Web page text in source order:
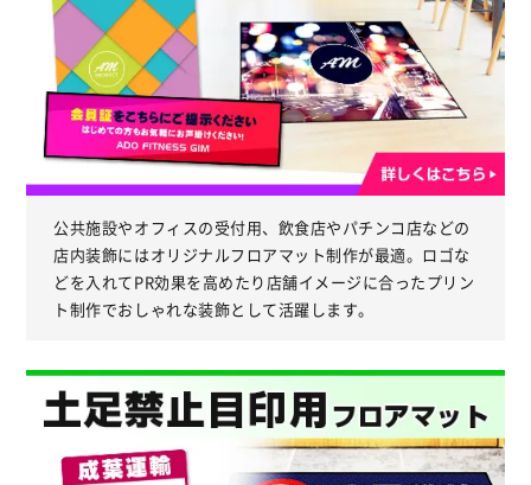
公共施設やオフィスの受付用、飲食店やパチンコ店などの
店内装飾にはオリジナルフロアマット制作が最適。ロゴな
どを入れてPR効果を高めたり店舗イメージに合ったプリン
ト制作でおしゃれな装飾として活躍します。